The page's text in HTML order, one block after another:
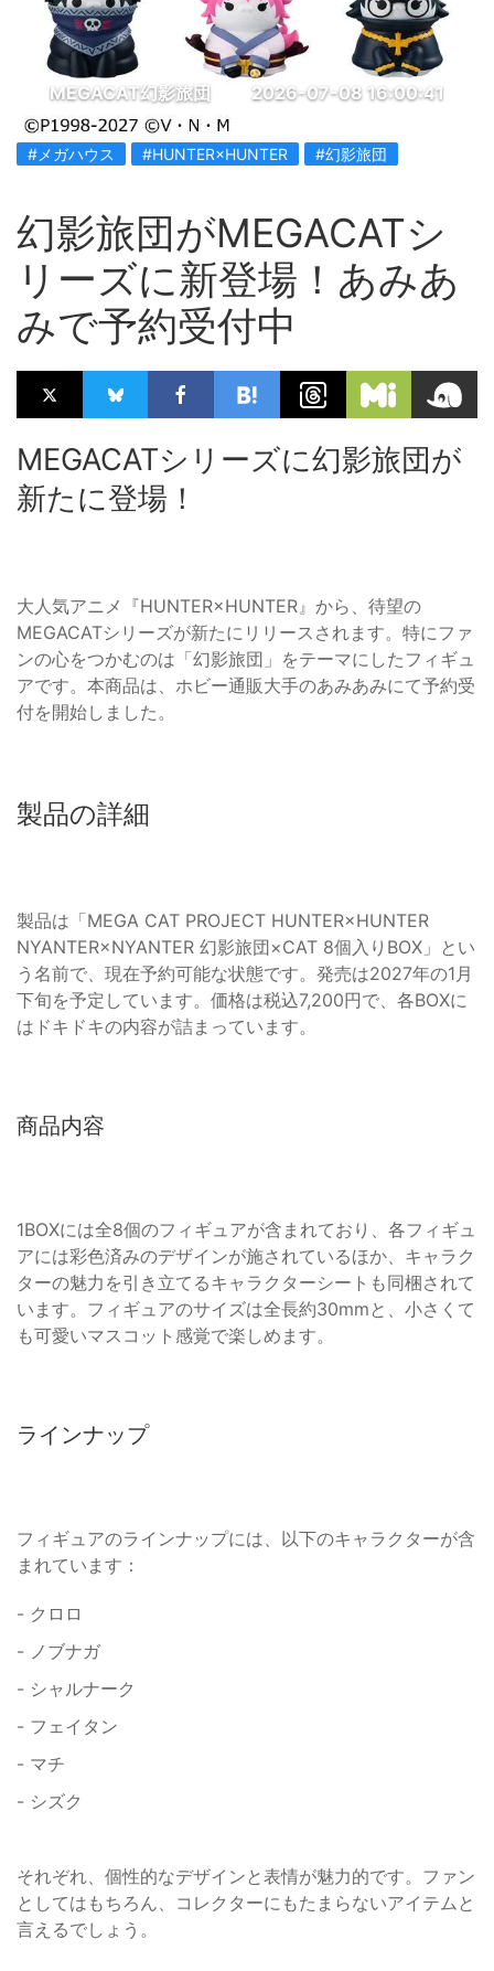
MEGACAT幻影旅団 2026-07-08 16:00:41
#メガハウス #HUNTER×HUNTER #幻影旅団
幻影旅団がMEGACATシ
リーズに新登場！あみあ
みで予約受付中
MEGACATシリーズに幻影旅団が
新たに登場！
大人気アニメ『HUNTER×HUNTER』から、待望の
MEGACATシリーズが新たにリリースされます。特にファ
ンの心をつかむのは「幻影旅団」をテーマにしたフィギュ
アです。本商品は、ホビー通販大手のあみあみにて予約受
付を開始しました。
製品の詳細
製品は「MEGA CAT PROJECT HUNTER×HUNTER
NYANTER×NYANTER 幻影旅団×CAT 8個入りBOX」とい
う名前で、現在予約可能な状態です。発売は2027年の1月
下旬を予定しています。価格は税込7,200円で、各BOXに
はドキドキの内容が詰まっています。
商品内容
1BOXには全8個のフィギュアが含まれており、各フィギュ
アには彩色済みのデザインが施されているほか、キャラク
ターの魅力を引き立てるキャラクターシートも同梱されて
います。フィギュアのサイズは全長約30mmと、小さくて
も可愛いマスコット感覚で楽しめます。
ラインナップ
フィギュアのラインナップには、以下のキャラクターが含
まれています：
- クロロ
- ノブナガ
- シャルナーク
- フェイタン
- マチ
- シズク
それぞれ、個性的なデザインと表情が魅力的です。ファン
としてはもちろん、コレクターにもたまらないアイテムと
言えるでしょう。